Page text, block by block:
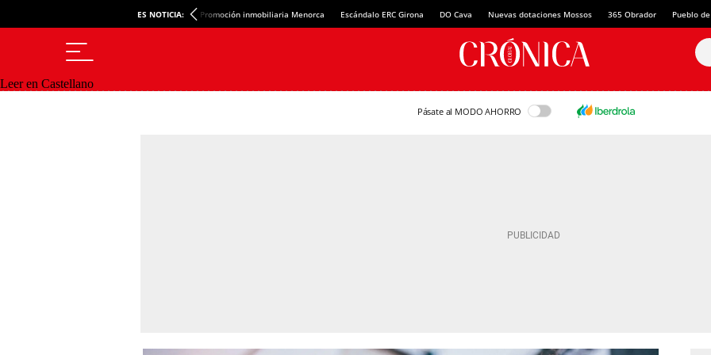
ES NOTICIA: Promoción inmobiliaria Menorca Escándalo ERC Girona DO Cava Nuevas dotaciones Mossos 365 Obrador Pueblo
Leer en Castellano
Pásate al MODO AHORRO